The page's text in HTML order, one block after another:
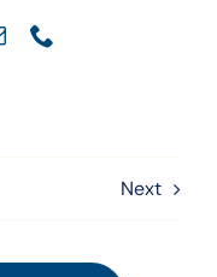
Next